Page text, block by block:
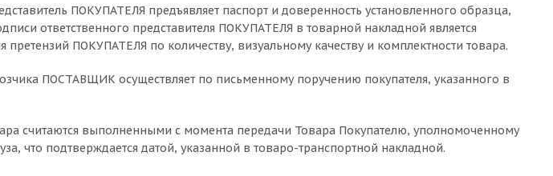
ПОКУПАТЕЛЯ предъявляет паспорт и доверенность установленного образца,
ответственного представителя ПОКУПАТЕЛЯ в товарной накладной является
претензий ПОКУПАТЕЛЯ по количеству, визуальному качеству и комплектности товара.
ПОСТАВЩИК осуществляет по письменному поручению покупателя, указанного в
считаются выполненными с момента передачи Товара Покупателю, уполномоченному
что подтверждается датой, указанной в товаро-транспортной накладной.